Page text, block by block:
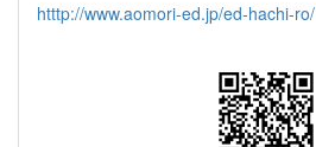
htttp://www.aomori-ed.jp/ed-hachi-ro/